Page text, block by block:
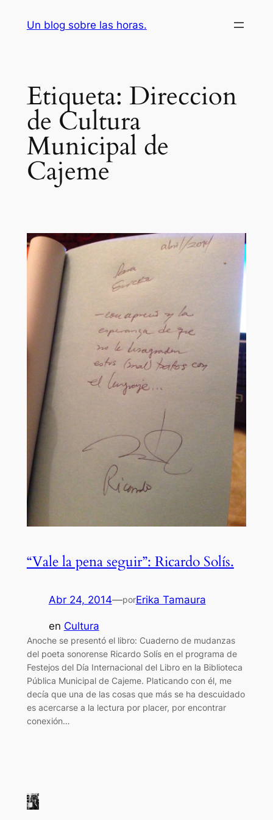
Un blog sobre las horas.
Etiqueta: Direccion
de Cultura
Municipal de
Cajeme
“Vale la pena seguir”: Ricardo Solís.
Abr 24, 2014—porErika Tamaura
en Cultura
Anoche se presentó el libro: Cuaderno de mudanzas
del poeta sonorense Ricardo Solís en el programa de
Festejos del Día Internacional del Libro en la Biblioteca
Pública Municipal de Cajeme. Platicando con él, me
decía que una de las cosas que más se ha descuidado
es acercarse a la lectura por placer, por encontrar
conexión…